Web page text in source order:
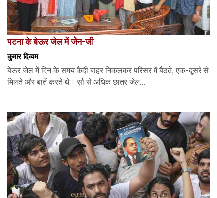
पटना के बेऊर जेल में जेन-जी
कुमार दिव्यम
बेऊर जेल में दिन के समय कैदी बाहर निकलकर परिसर में बैठते, एक-दूसरे से
मिलते और बातें करते थे। सौ से अधिक छात्र जेल...